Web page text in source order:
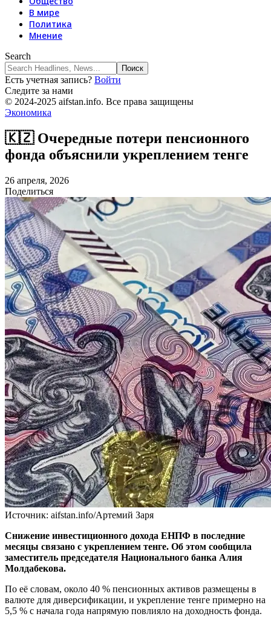
В мире
Политика
Мнение
Search
Есть учетная запись? Войти
Следите за нами
© 2024-2025 aifstan.info. Все права защищены
Экономика
🇰🇿 Очередные потери пенсионного
фонда объяснили укреплением тенге
26 апреля, 2026
Поделиться
Источник: aifstan.info/Артемий Заря
Снижение инвестиционного дохода ЕНПФ в последние
месяцы связано с укреплением тенге. Об этом сообщила
заместитель председателя Национального банка Алия
Молдабекова.
По её словам, около 40 % пенсионных активов размещены в
валюте для диверсификации, и укрепление тенге примерно на
5,5 % с начала года напрямую повлияло на доходность фонда.